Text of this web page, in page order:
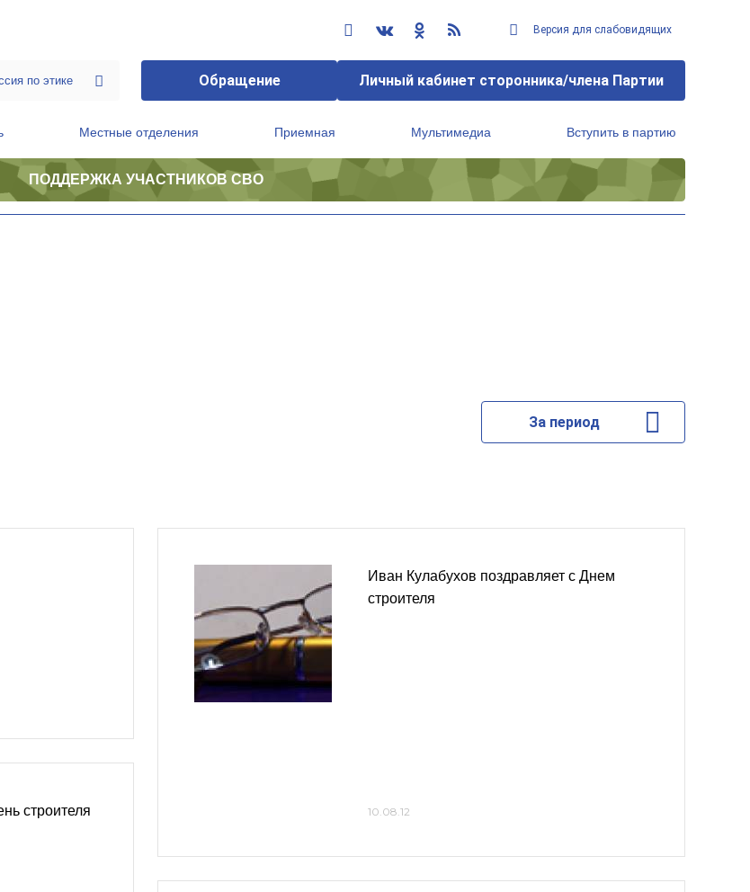
Версия для слабовидящих
Обращение Личный кабинет сторонника/члена Партии
Местные отделения Приемная Мультимедиа Вступить в партию
ПОДДЕРЖКА УЧАСТНИКОВ СВО
За период
строителя
Иван Кулабухов поздравляет с Днем
строителя
10.08.12